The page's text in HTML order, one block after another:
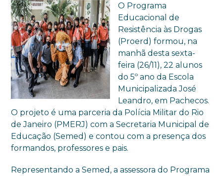
O Programa
Educacional de
Resistência às Drogas
(Proerd) formou, na
manhã desta sexta-
feira (26/11), 22 alunos
do 5º ano da Escola
Municipalizada José
Leandro, em Pachecos.
O projeto é uma parceria da Polícia Militar do Rio
de Janeiro (PMERJ) com a Secretaria Municipal de
Educação (Semed) e contou com a presença dos
formandos, professores e pais.
Representando a Semed, a assessora do Programa